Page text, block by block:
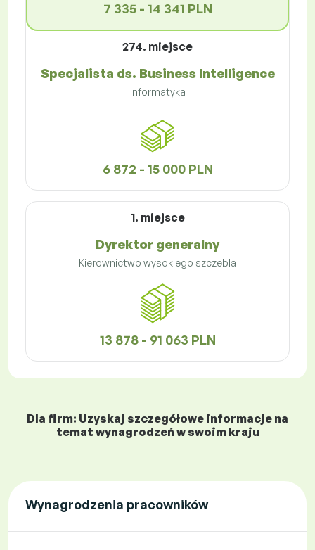
7 335 - 14 341 PLN
274. miejsce
Specjalista ds. Business Intelligence
Informatyka
6 872 - 15 000 PLN
1. miejsce
Dyrektor generalny
Kierownictwo wysokiego szczebla
13 878 - 91 063 PLN
Dla firm: Uzyskaj szczegółowe informacje na
temat wynagrodzeń w swoim kraju
Wynagrodzenia pracowników